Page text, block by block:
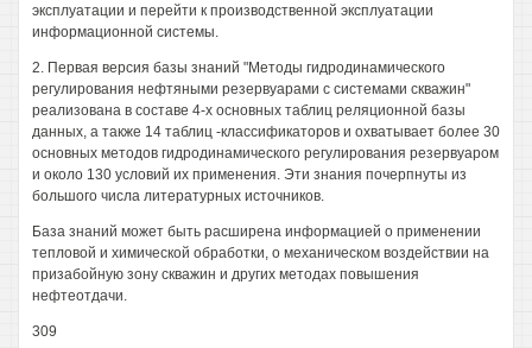
эксплуатации и перейти к производственной эксплуатации
информационной системы.
2. Первая версия базы знаний "Методы гидродинамического
регулирования нефтяными резервуарами с системами скважин"
реализована в составе 4-х основных таблиц реляционной базы
данных, а также 14 таблиц -классификаторов и охватывает более 30
основных методов гидродинамического регулирования резервуаром
и около 130 условий их применения. Эти знания почерпнуты из
большого числа литературных источников.
База знаний может быть расширена информацией о применении
тепловой и химической обработки, о механическом воздействии на
призабойную зону скважин и других методах повышения
нефтеотдачи.
309